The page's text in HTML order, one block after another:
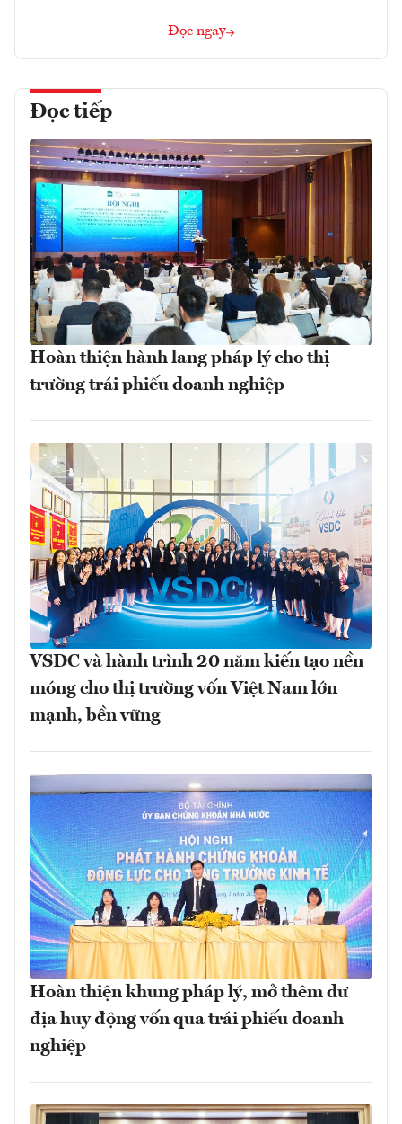
Đọc ngay
Đọc tiếp
Hoàn thiện hành lang pháp lý cho thị
trường trái phiếu doanh nghiệp
VSDC và hành trình 20 năm kiến tạo nền
móng cho thị trường vốn Việt Nam lớn
mạnh, bền vững
Hoàn thiện khung pháp lý, mở thêm dư
địa huy động vốn qua trái phiếu doanh
nghiệp